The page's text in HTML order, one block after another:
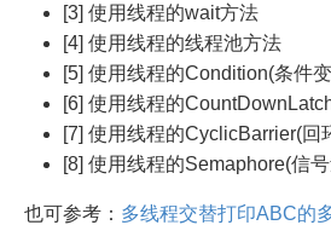
[3] 使用线程的wait方法
[4] 使用线程的线程池方法
[5] 使用线程的Condition(条件
[6] 使用线程的
[7] 使用线程的CyclicBarrier(回
[8] 使用线程的Semaphore(信
也可参考： 多线程交替打印ABC的